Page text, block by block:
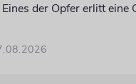
Eines der Opfer erlitt eine